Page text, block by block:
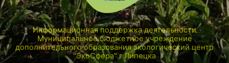
Информационная поддержка деятельности
Муниципальное бюджетное учреждение
дополнительного образования экологический центр
"ЭкоСфера" г.Липецка